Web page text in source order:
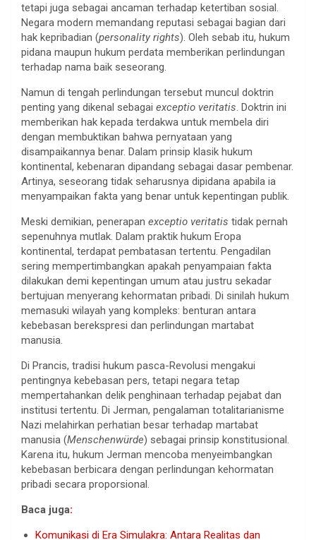
tetapi juga sebagai ancaman terhadap ketertiban sosial.
Negara modern memandang reputasi sebagai bagian dari
hak kepribadian (personality rights). Oleh sebab itu, hukum
pidana maupun hukum perdata memberikan perlindungan
terhadap nama baik seseorang.
Namun di tengah perlindungan tersebut muncul doktrin
penting yang dikenal sebagai exceptio veritatis. Doktrin ini
memberikan hak kepada terdakwa untuk membela diri
dengan membuktikan bahwa pernyataan yang
disampaikannya benar. Dalam prinsip klasik hukum
kontinental, kebenaran dipandang sebagai dasar pembenar.
Artinya, seseorang tidak seharusnya dipidana apabila ia
menyampaikan fakta yang benar untuk kepentingan publik.
Meski demikian, penerapan exceptio veritatis tidak pernah
sepenuhnya mutlak. Dalam praktik hukum Eropa
kontinental, terdapat pembatasan tertentu. Pengadilan
sering mempertimbangkan apakah penyampaian fakta
dilakukan demi kepentingan umum atau justru sekadar
bertujuan menyerang kehormatan pribadi. Di sinilah hukum
memasuki wilayah yang kompleks: benturan antara
kebebasan berekspresi dan perlindungan martabat
manusia.
Di Prancis, tradisi hukum pasca-Revolusi mengakui
pentingnya kebebasan pers, tetapi negara tetap
mempertahankan delik penghinaan terhadap pejabat dan
institusi tertentu. Di Jerman, pengalaman totalitarianisme
Nazi melahirkan perhatian besar terhadap martabat
manusia (Menschenwürde) sebagai prinsip konstitusional.
Karena itu, hukum Jerman mencoba menyeimbangkan
kebebasan berbicara dengan perlindungan kehormatan
pribadi secara proporsional.
Baca juga:
Komunikasi di Era Simulakra: Antara Realitas dan